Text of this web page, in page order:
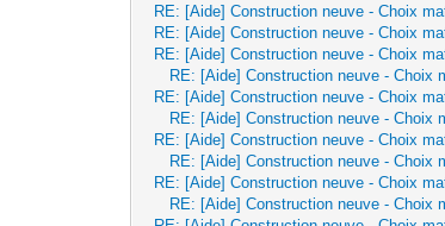
RE: [Aide] Construction neuve - Choix
RE: [Aide] Construction neuve - Choix
RE: [Aide] Construction neuve - Choix
RE: [Aide] Construction neuve - Choix
RE: [Aide] Construction neuve - Choix
RE: [Aide] Construction neuve - Choix
RE: [Aide] Construction neuve - Choix
RE: [Aide] Construction neuve - Choix
RE: [Aide] Construction neuve - Choix
RE: [Aide] Construction neuve - Choix